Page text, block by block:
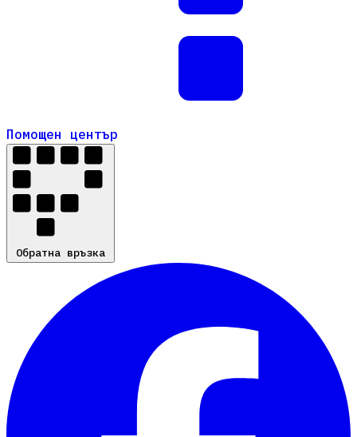
Помощен център
Помощен център
Обратна връзка
Обратна връзка